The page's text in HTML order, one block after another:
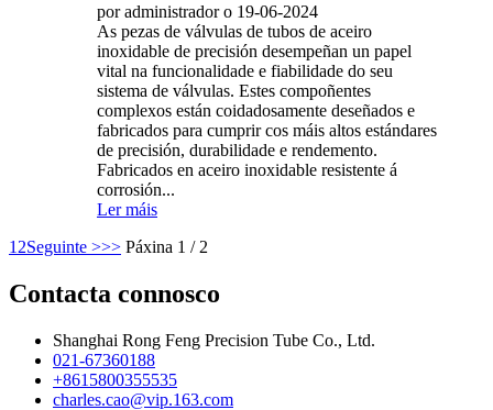
por administrador o 19-06-2024
As pezas de válvulas de tubos de aceiro
inoxidable de precisión desempeñan un papel
vital na funcionalidade e fiabilidade do seu
sistema de válvulas. Estes compoñentes
complexos están coidadosamente deseñados e
fabricados para cumprir cos máis altos estándares
de precisión, durabilidade e rendemento.
Fabricados en aceiro inoxidable resistente á
corrosión...
Ler máis
1 2Seguinte >>> Páxina 1 / 2
Contacta connosco
Shanghai Rong Feng Precision Tube Co., Ltd.
021-67360188
+8615800355535
charles.cao@vip.163.com